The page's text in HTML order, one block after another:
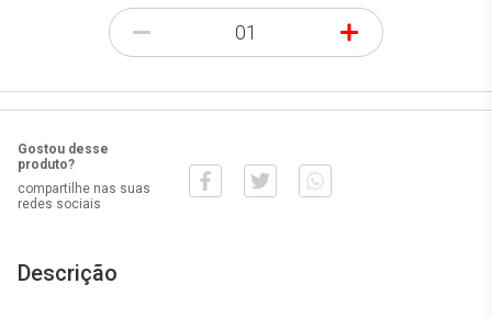
- +
Gostou desse
produto?
compartilhe nas suas
redes sociais
Descrição